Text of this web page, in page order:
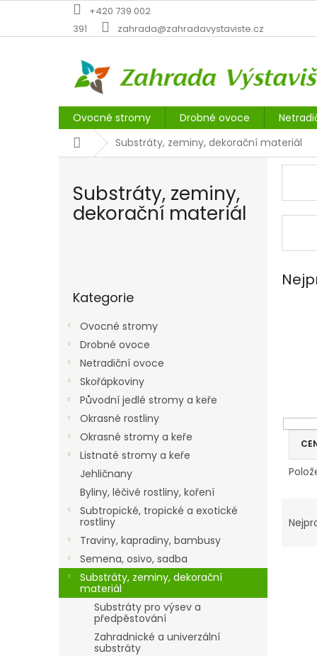
obsah
+420 739 002
391
zahrada@zahradavystaviste.cz
Ovocné stromy Drobné ovoce
DomůSubstráty, zeminy, dekorační materiál
Substráty, zeminy,
dekorační materiál
kategorie
Kategorie
Ovocné stromy
Drobné ovoce
Netradiční ovoce
Skořápkoviny
Původní jedlé stromy a keře
Okrasné rostliny
Okrasné stromy a keře
Listnaté stromy a keře
Jehličnany
Byliny, léčivé rostliny, koření
Subtropické, tropické a exotické
rostliny
Traviny, kapradiny, bambusy
Semena, osivo, sadba
Substráty, zeminy, dekorační
materiál
Substráty pro výsev a
předpěstování
Zahradnické a univerzální
substráty
a